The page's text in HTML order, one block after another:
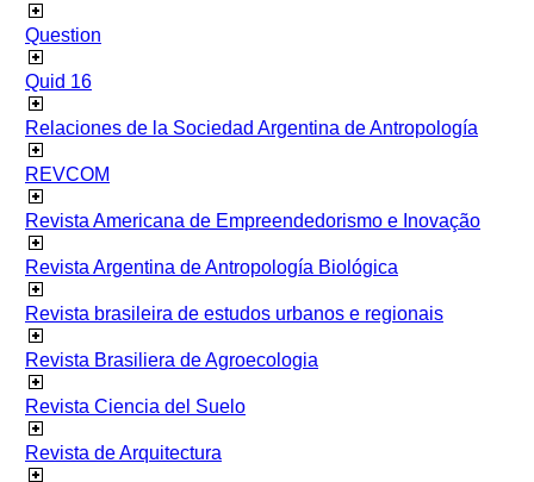
Question
Quid 16
Relaciones de la Sociedad Argentina de Antropología
REVCOM
Revista Americana de Empreendedorismo e Inovação
Revista Argentina de Antropología Biológica
Revista brasileira de estudos urbanos e regionais
Revista Brasiliera de Agroecologia
Revista Ciencia del Suelo
Revista de Arquitectura